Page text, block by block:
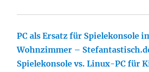
PC als Ersatz für Spielekonsole
Wohnzimmer –
Spielekonsole vs. Linux-PC für